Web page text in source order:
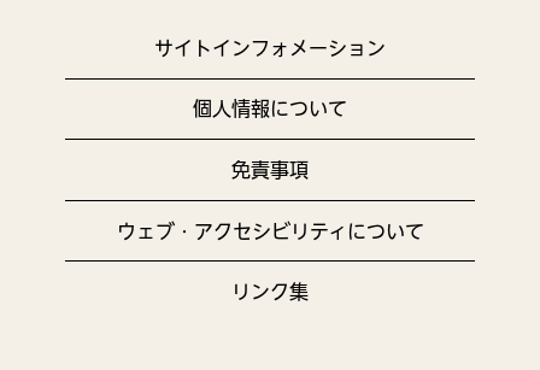
サイトインフォメーション
個人情報について
免責事項
ウェブ・アクセシビリティについて
リンク集